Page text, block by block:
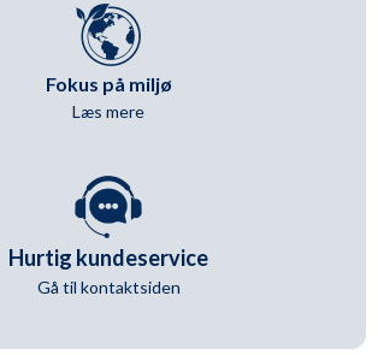
Fokus på miljø
Læs mere
Hurtig kundeservice
Gå til kontaktsiden